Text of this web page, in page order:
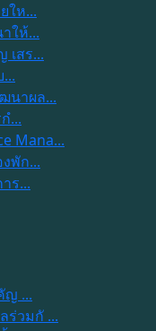
ให...
ให้...
เสร...
นาผล...
...
Mana...
พัก...
ร...
ญ ...
ร่วมกั ...